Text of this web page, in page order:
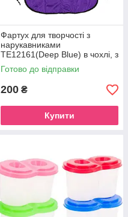
Фартух для творчості з
нарукавниками
ТЕ12161(Deep Blue) в чохлі, з
малюнком, зріст 128 см
Готово до відправки
200 ₴
Купити